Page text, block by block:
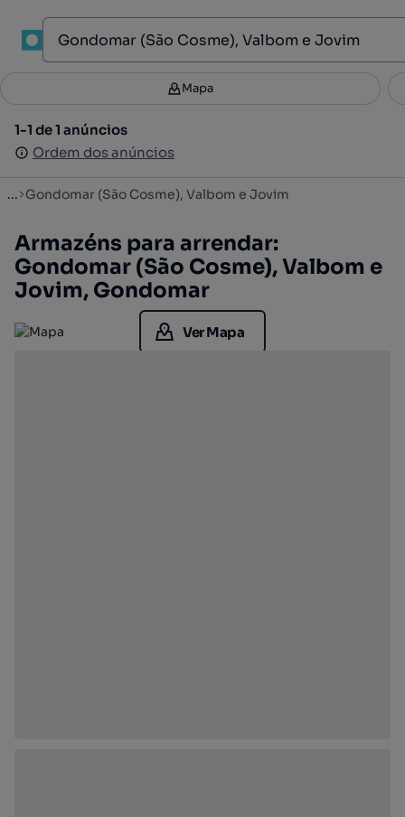
Filtros 3
1-1 de 1 anúncios
Ordem dos anúncios
Mapa
1-1 de 1 anúncios
Ordem dos anúncios
... Gondomar (São Cosme), Valbom e Jovim
Armazéns para arrendar:
Gondomar (São Cosme), Valbom e
Jovim, Gondomar
Ver Mapa